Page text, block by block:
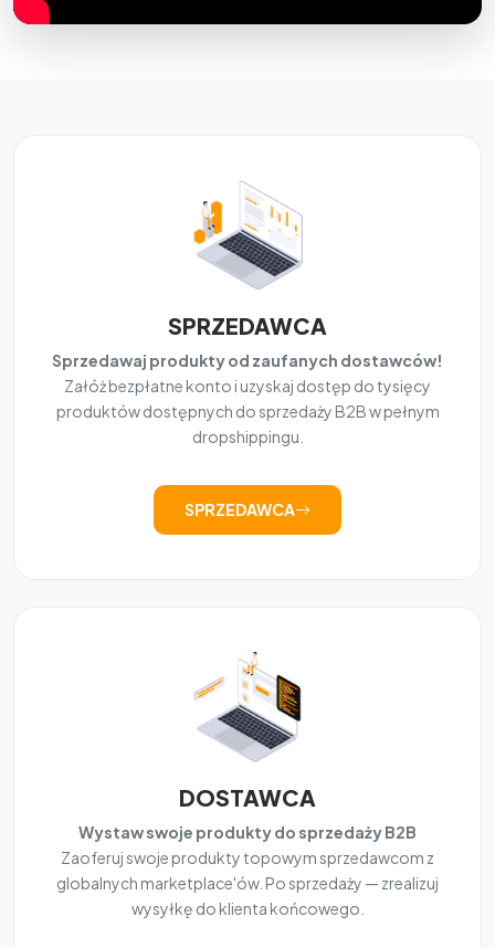
SPRZEDAWCA
Sprzedawaj produkty od zaufanych dostawców!
Załóż bezpłatne konto i uzyskaj dostęp do tysięcy
produktów dostępnych do sprzedaży B2B w pełnym
dropshippingu.
SPRZEDAWCA
DOSTAWCA
Wystaw swoje produkty do sprzedaży B2B
Zaoferuj swoje produkty topowym sprzedawcom z
globalnych marketplace'ów. Po sprzedaży — zrealizuj
wysyłkę do klienta końcowego.